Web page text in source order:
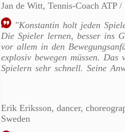
Jan de Witt, Tennis-Coach ATP
"Konstantin holt jeden
Die Spieler lernen, besser ins
vor allem in den
explosiv bewegen müssen. Das
Spielern sehr schnell. Seine
Erik Eriksson, dancer,
Sweden